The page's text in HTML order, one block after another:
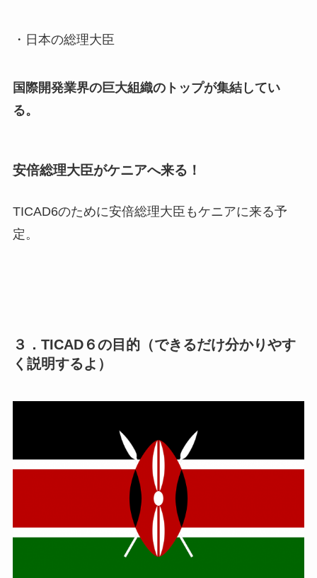
・日本の総理大臣
国際開発業界の巨大組織のトップが集結してい
る。
安倍総理大臣がケニアへ来る！
TICAD6のために安倍総理大臣もケニアに来る予
定。
３．TICAD６の目的（できるだけ分かりやす
く説明するよ）